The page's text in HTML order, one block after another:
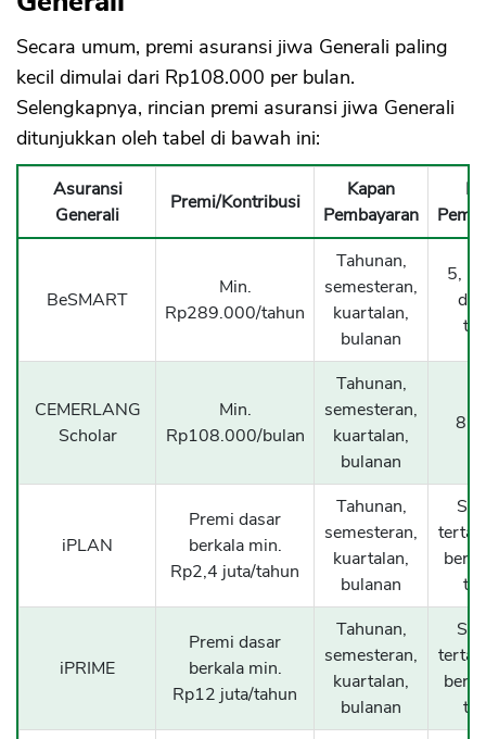
Secara umum, premi asuransi jiwa Generali paling
kecil dimulai dari Rp108.000 per bulan.
Selengkapnya, rincian premi asuransi jiwa Generali
ditunjukkan oleh tabel di bawah ini:
Asuransi
Generali
Premi/Kontribusi
Kapan
Pembayaran
BeSMART
Min.
Rp289.000/tahun
Tahunan,
semesteran,
kuartalan,
bulanan
5,
CEMERLANG
Scholar
Min.
Rp108.000/bulan
Tahunan,
semesteran,
kuartalan,
bulanan
8
iPLAN
Premi dasar
berkala min.
Rp2,4 juta/tahun
Tahunan,
semesteran,
kuartalan,
bulanan
iPRIME
Premi dasar
berkala min.
Rp12 juta/tahun
Tahunan,
semesteran,
kuartalan,
bulanan